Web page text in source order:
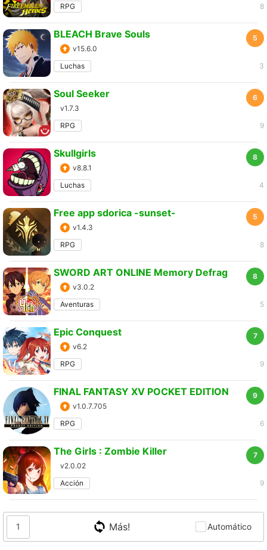
RPG
8
5
BLEACH Brave Souls
v15.6.0
Luchas
3
6
Soul Seeker
v1.7.3
RPG
9
8
Skullgirls
v8.8.1
Luchas
4
5
Free app sdorica -sunset-
v1.4.3
RPG
8
8
SWORD ART ONLINE Memory Defrag
v3.0.2
Aventuras
5
7
Epic Conquest
v6.2
RPG
9
9
FINAL FANTASY XV POCKET EDITION
v1.0.7.705
RPG
6
7
The Girls : Zombie Killer
v2.0.02
Acción
9
1 Más! Automático